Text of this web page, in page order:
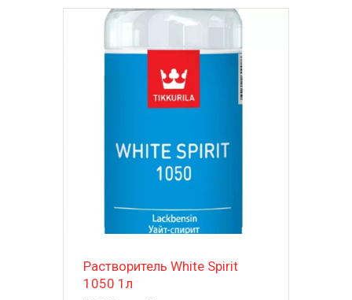
Растворитель White Spirit
1050 1л